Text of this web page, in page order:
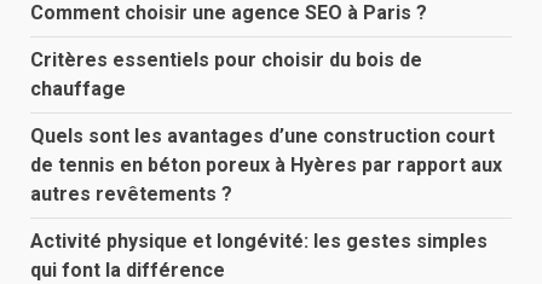
Comment choisir une agence SEO à Paris ?
Critères essentiels pour choisir du bois de
chauffage
Quels sont les avantages d’une construction court
de tennis en béton poreux à Hyères par rapport aux
autres revêtements ?
Activité physique et longévité: les gestes simples
qui font la différence